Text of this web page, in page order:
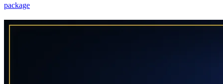
package